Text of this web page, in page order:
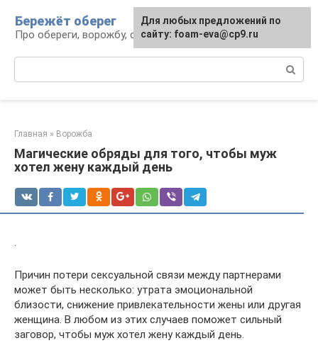
контенту
Бережёт оберег
Про обереги, ворожбу, сны и гадания
Главная » Ворожба
Магические обряды для того, чтобы муж
хотел жену каждый день
.
Причин потери сексуальной связи между партнерами
может быть несколько: утрата эмоциональной
близости, снижение привлекательности жены или другая
женщина. В любом из этих случаев поможет сильный
заговор, чтобы муж хотел жену каждый день.
Для любых предложений по
сайту: foam-eva@cp9.ru